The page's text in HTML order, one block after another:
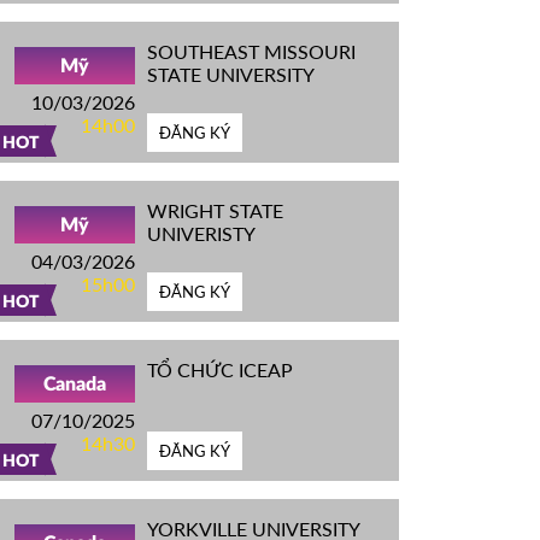
HOT
Mỹ
10/03/2026
14h00
SOUTHEAST MISSOURI
STATE UNIVERSITY
ĐĂNG KÝ
HOT
Mỹ
04/03/2026
15h00
WRIGHT STATE
UNIVERISTY
ĐĂNG KÝ
HOT
Canada
07/10/2025
14h30
TỔ CHỨC ICEAP
ĐĂNG KÝ
YORKVILLE UNIVERSITY